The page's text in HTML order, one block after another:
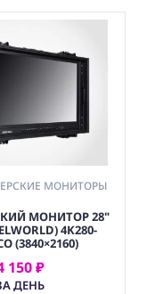
МОНИТОРЫ
МОНИТОР 28"
4K280-
(3840×2160)
150 ₽
ДЕНЬ